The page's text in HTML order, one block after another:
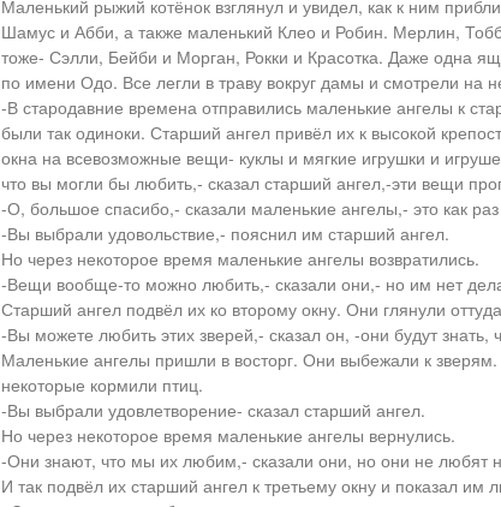
Маленький рыжий котёнок взглянул и увидел, как к ним
Шамус и Абби, а также маленький Клео и Робин. Мерлин,
тоже- Сэлли, Бейби и Морган, Рокки и Красотка. Даже одна
по имени Одо. Все легли в траву вокруг дамы и смотрели на
-В стародавние времена отправились маленькие ангелы к
были так одиноки. Старший ангел привёл их к высокой
окна на всевозможные вещи- куклы и мягкие игрушки и
что вы могли бы любить,- сказал старший ангел,-эти вещи
-О, большое спасибо,- сказали маленькие ангелы,- это как
-Вы выбрали удовольствие,- пояснил им старший ангел.
Но через некоторое время маленькие ангелы возвратились.
-Вещи вообще-то можно любить,- сказали они,- но им нет
Старший ангел подвёл их ко второму окну. Они глянули
-Вы можете любить этих зверей,- сказал он, -они будут знать,
Маленькие ангелы пришли в восторг. Они выбежали к
некоторые кормили птиц.
-Вы выбрали удовлетворение- сказал старший ангел.
Но через некоторое время маленькие ангелы вернулись.
-Они знают, что мы их любим,- сказали они, но они не любят
И так подвёл их старший ангел к третьему окну и показал им